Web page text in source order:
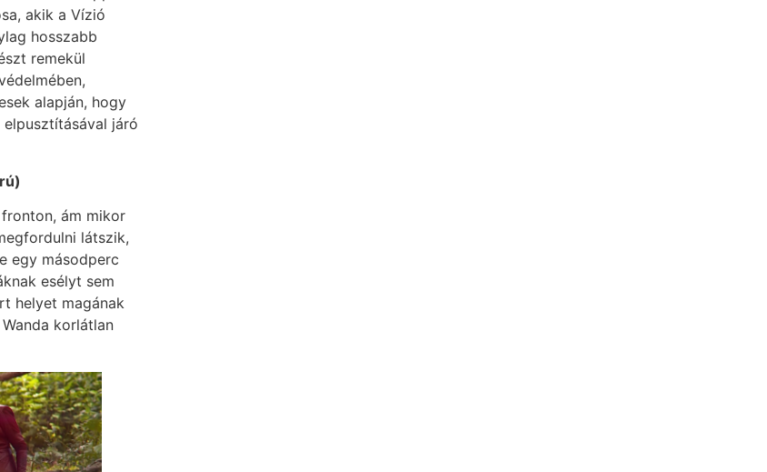
akik a Vízió
hosszabb
remekül
alapján, hogy
járó
ám mikor
látszik,
egy másodperc
esélyt sem
helyet magának
korlátlan